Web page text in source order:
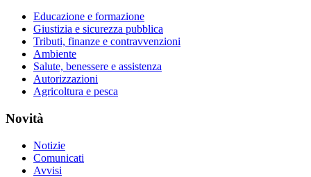
Educazione e formazione
Giustizia e sicurezza pubblica
Tributi, finanze e contravvenzioni
Ambiente
Salute, benessere e assistenza
Autorizzazioni
Agricoltura e pesca
Novità
Notizie
Comunicati
Avvisi